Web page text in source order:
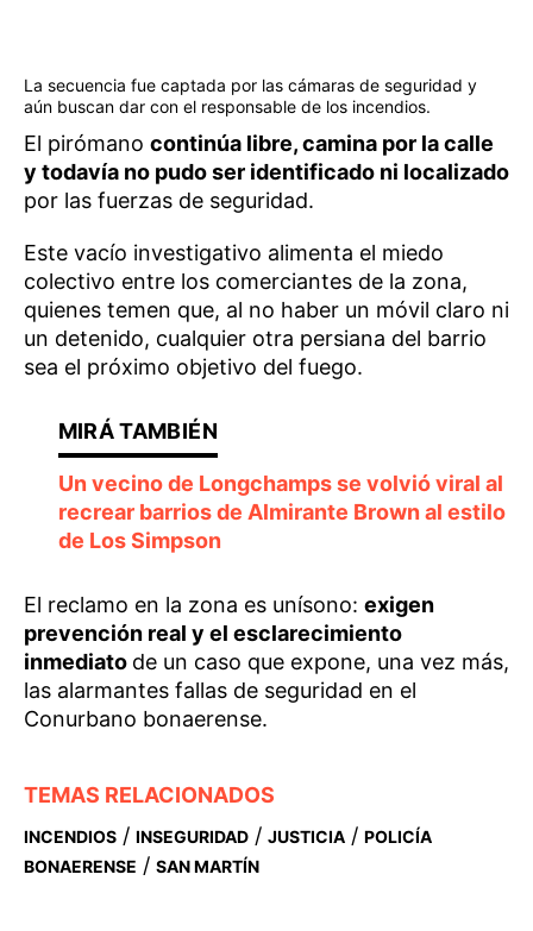
La secuencia fue captada por las cámaras de seguridad y
aún buscan dar con el responsable de los incendios.
El pirómano continúa libre, camina por la calle
y todavía no pudo ser identificado ni localizado
por las fuerzas de seguridad.
Este vacío investigativo alimenta el miedo
colectivo entre los comerciantes de la zona,
quienes temen que, al no haber un móvil claro ni
un detenido, cualquier otra persiana del barrio
sea el próximo objetivo del fuego.
Un vecino de Longchamps se volvió viral al
recrear barrios de Almirante Brown al estilo
de Los Simpson
El reclamo en la zona es unísono: exigen
prevención real y el esclarecimiento
inmediato de un caso que expone, una vez más,
las alarmantes fallas de seguridad en el
Conurbano bonaerense.
TEMAS RELACIONADOS
INCENDIOS / INSEGURIDAD / JUSTICIA / POLICÍA
BONAERENSE / SAN MARTÍN